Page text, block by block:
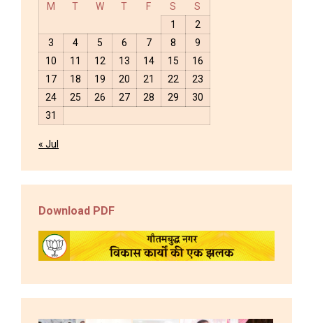
M
T W T F S
S
1
2
3
4 5 6 7 8
9
10
11 12 13 14 15
16
17
18 19 20 21 22
23
24
25 26 27 28 29
30
31
« Jul
Download PDF